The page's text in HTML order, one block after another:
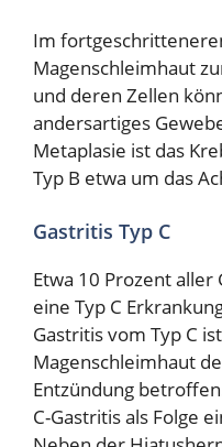
Im
Magenschleimhaut
und deren Zellen
andersartiges
Metaplasie ist das
Typ B etwa um das
Gastritis Typ C
Etwa 10 Prozent aller
eine Typ C
Gastritis vom Typ C
Magenschleimhaut
Entzündung
C-Gastritis als Folge